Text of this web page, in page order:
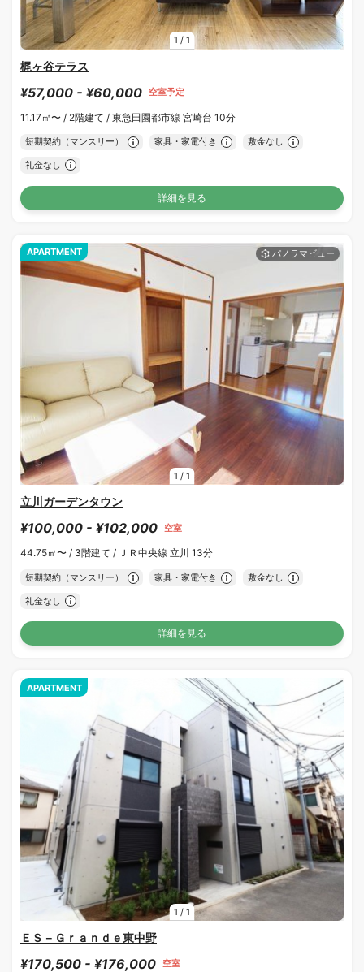
1 / 1
梶ヶ谷テラス
¥57,000 - ¥60,000 空室予定
11.17㎡〜 / 2階建て / 東急田園都市線 宮崎台 10分
短期契約（マンスリー） 家具・家電付き 敷金なし
礼金なし
詳細を見る
1 / 1
APARTMENT
立川ガーデンタウン
¥100,000 - ¥102,000 空室
44.75㎡〜 / 3階建て / ＪＲ中央線 立川 13分
短期契約（マンスリー） 家具・家電付き 敷金なし
礼金なし
詳細を見る
1 / 1
APARTMENT
ＥＳ－Ｇｒａｎｄｅ東中野
¥170,500 - ¥176,000 空室